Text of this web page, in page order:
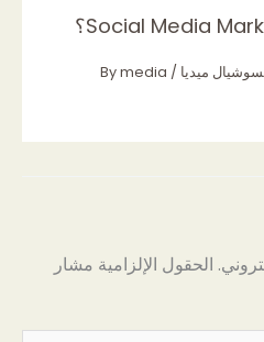
ما هي وظيفة Social Media Marketing؟
ميديا / By
media
الحقول الإلزامية مشار